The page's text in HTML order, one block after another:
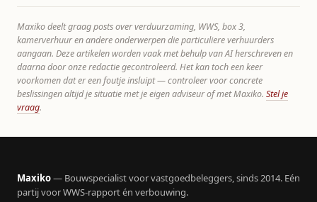
Maxiko deelt graag posts over verduurzaming, WWS, box 3,
kamerverhuur en andere onderwerpen die particuliere verhuurders
aangaan. Deze artikelen worden vaak met behulp van AI herschreven en
daarna door onze redactie gecontroleerd. Het kan toch een keer
voorkomen dat er een foutje insluipt — controleer voor concrete
beslissingen altijd je situatie met je eigen adviseur of met Maxiko. Stel je
vraag.
Maxiko— Bouwspecialist voor vastgoedbeleggers, sinds 2014. Eén
partij voor WWS-rapport én verbouwing.